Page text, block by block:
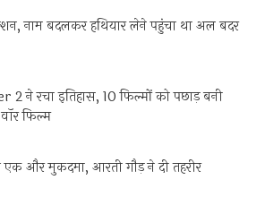
नाम बदलकर हथियार लेने पहुंचा था अल बदर
ने रचा इतिहास, 10 फिल्मों को पछाड़ बनी
फिल्म
एक और मुकदमा, आरती गौड़ ने दी तहरीर